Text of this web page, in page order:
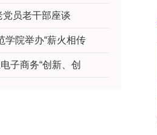
党员老干部座谈
学院举办“薪火相传
子商务“创新、创